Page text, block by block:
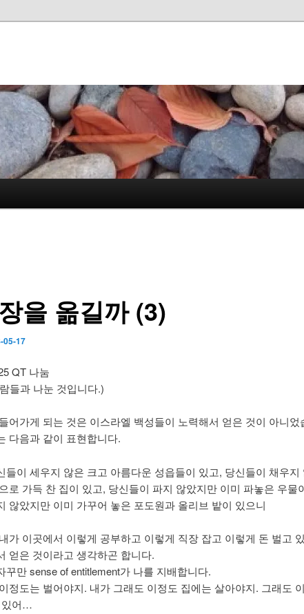
을 옮길까 (3)
05-17
QT 나눔
들과 나눈 것입니다.)
어가게 되는 것은 이스라엘 백성들이 노력해서 얻은 것이 아니었
다음과 같이 표현합니다.
들이 세우지 않은 크고 아름다운 성읍들이 있고, 당신들이 채우지
로 가득 찬 집이 있고, 당신들이 파지 않았지만 이미 파놓은 우물
않았지만 이미 가꾸어 놓은 포도원과 올리브 밭이 있으니
가 이곳에서 이렇게 공부하고 이렇게 직장 잡고 이렇게 돈 벌고
얻은 것이라고 생각하곤 합니다.
꾸만 sense of entitlement가 나를 지배합니다.
정도는 벌어야지. 내가 그래도 이정도 집에는 살아야지. 그래도
있어…